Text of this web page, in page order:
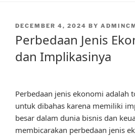
POSTED
DECEMBER 4, 2024 BY
Perbedaan Jenis
dan Implikasinya
Perbedaan jenis ekonomi adalah
untuk dibahas karena memiliki
besar dalam dunia bisnis dan
membicarakan perbedaan jenis